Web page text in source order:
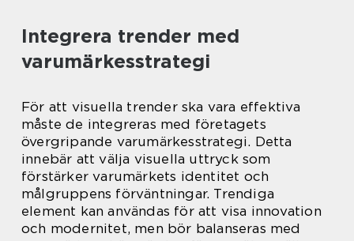
Integrera trender med
varumärkesstrategi
För att visuella trender ska vara effektiva
måste de integreras med företagets
övergripande varumärkesstrategi. Detta
innebär att välja visuella uttryck som
förstärker varumärkets identitet och
målgruppens förväntningar. Trendiga
element kan användas för att visa innovation
och modernitet, men bör balanseras med